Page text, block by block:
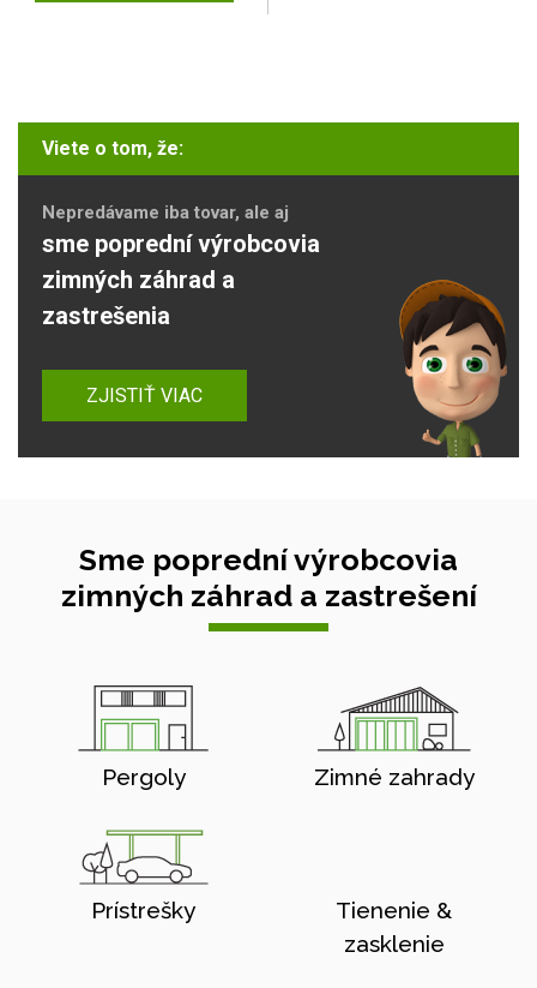
Viete o tom, že:
Nepredávame iba tovar, ale aj
sme poprední výrobcovia
zimných záhrad a
zastrešenia
ZJISTIŤ VIAC
Sme poprední výrobcovia
zimných záhrad a zastrešení
Pergoly Zimné zahrady
Prístrešky
Tienenie &
zasklenie